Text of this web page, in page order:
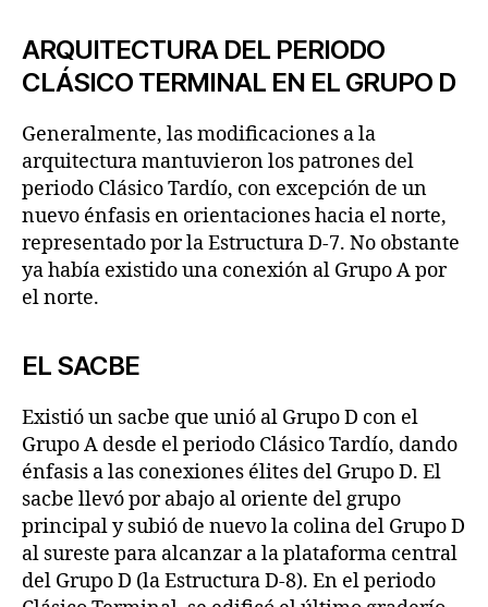
ARQUITECTURA DEL PERIODO
CLÁSICO TERMINAL EN EL GRUPO D
Generalmente, las modificaciones a la
arquitectura mantuvieron los patrones del
periodo Clásico Tardío, con excepción de un
nuevo énfasis en orientaciones hacia el norte,
representado por la Estructura D-7. No obstante
ya había existido una conexión al Grupo A por
el norte.
EL SACBE
Existió un sacbe que unió al Grupo D con el
Grupo A desde el periodo Clásico Tardío, dando
énfasis a las conexiones élites del Grupo D. El
sacbe llevó por abajo al oriente del grupo
principal y subió de nuevo la colina del Grupo D
al sureste para alcanzar a la plataforma central
del Grupo D (la Estructura D-8). En el periodo